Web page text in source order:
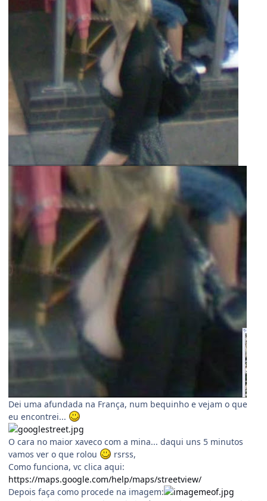
Dei uma afundada na França, num bequinho e vejam o que
eu encontrei...
O cara no maior xaveco com a mina... daqui uns 5 minutos
vamos ver o que rolou
rsrss,
Como funciona, vc clica aqui:
https://maps.google.com/help/maps/streetview/
Depois faça como procede na imagem: